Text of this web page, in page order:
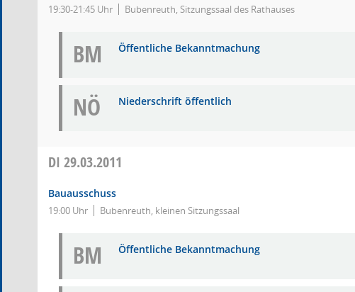
19:30-21:45 Uhr Bubenreuth, Sitzungssaal des Rathauses
BM Öffentliche Bekanntmachung
NÖ Niederschrift öffentlich
DI 29.03.2011
Bauausschuss
19:00 Uhr Bubenreuth, kleinen Sitzungssaal
BM Öffentliche Bekanntmachung